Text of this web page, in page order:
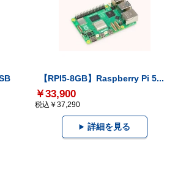
【RPI5-8GB】Raspberry Pi 5...
￥33,900
税込￥37,290
詳細を見る